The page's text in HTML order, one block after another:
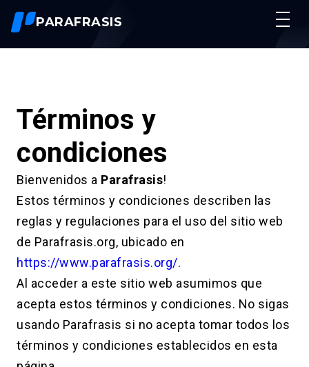
PARAFRASIS
Reescribir Textos
Precios
Acceso
Términos y
condiciones
Bienvenidos a Parafrasis!
Estos términos y condiciones describen las
reglas y regulaciones para el uso del sitio web
de Parafrasis.org, ubicado en
https://www.parafrasis.org/.
Al acceder a este sitio web asumimos que
acepta estos términos y condiciones. No sigas
usando Parafrasis si no acepta tomar todos los
términos y condiciones establecidos en esta